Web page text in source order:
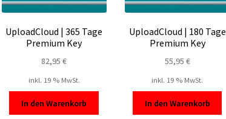
UploadCloud | 365 Tage
Premium Key
82,95€
inkl. 19 % MwSt.
In den Warenkorb
UploadCloud | 180 Tage
Premium Key
55,95 €
inkl. 19 % MwSt.
In den Warenkorb